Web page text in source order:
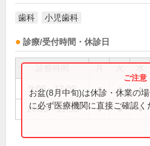
歯科 小児歯科
診療/受付時間・休診日
9:00～13:00 ● ● ●
14:30～19:30 ● ● ●
お盆(8月中旬)は休診・休業の
に必ず医療機関に直接ご確認く